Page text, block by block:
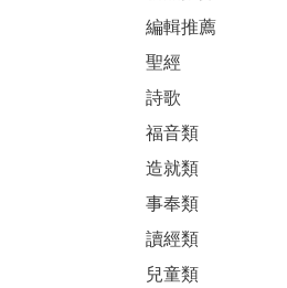
編輯推薦
聖經
詩歌
福音類
造就類
事奉類
讀經類
兒童類